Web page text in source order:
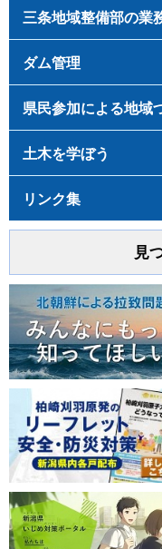
三条地域整備部の業
ダム管理
県民参加による地域
土木を学ぼう
リンク集
見